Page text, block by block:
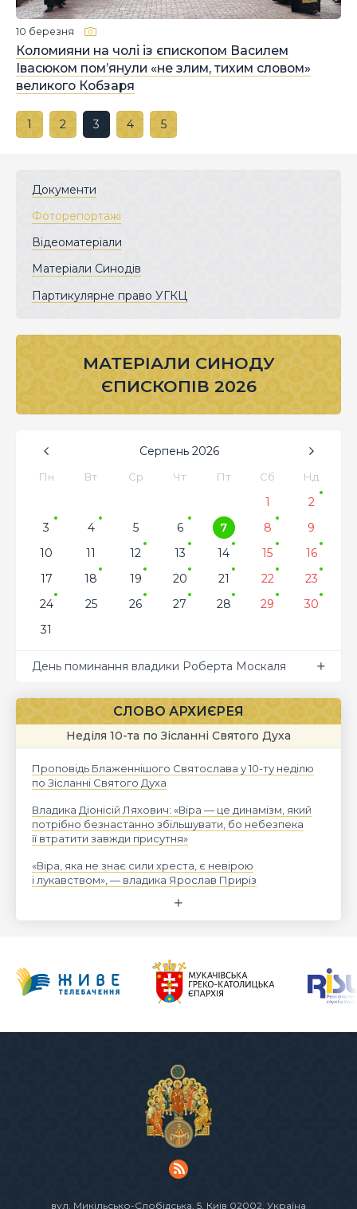
Коломияни на чолі із єпископом Василем
Івасюком пом’янули «не злим, тихим словом»
великого Кобзаря
10 березня
1 2 3 4 5
Документи
Фоторепортажі
Відеоматеріали
Матеріали Синодів
Партикулярне право УГКЦ
МАТЕРІАЛИ СИНОДУ
ЄПИСКОПІВ 2026
Серпень 2026
Пн Вт Ср Чт Пт Сб Нд
1
2
3
4 5 6 7 8
9
10
11 12 13 14 15
16
17
18 19 20 21 22
23
24
25 26 27 28 29
30
31
День поминання владики Роберта Москаля
СЛОВО АРХИЄРЕЯ
Неділя 10-та по Зісланні Святого Духа
Проповідь Блаженнішого Святослава у 10-ту неділю
по Зісланні Святого Духа
Владика Діонісій Ляхович: «Віра — це динамізм, який
потрібно безнастанно збільшувати, бо небезпека
її втратити завжди присутня»
«Віра, яка не знає сили хреста, є невірою
і лукавством», — владика Ярослав Приріз
вул. Микільсько-Слобідська, 5, Київ 02002, Україна